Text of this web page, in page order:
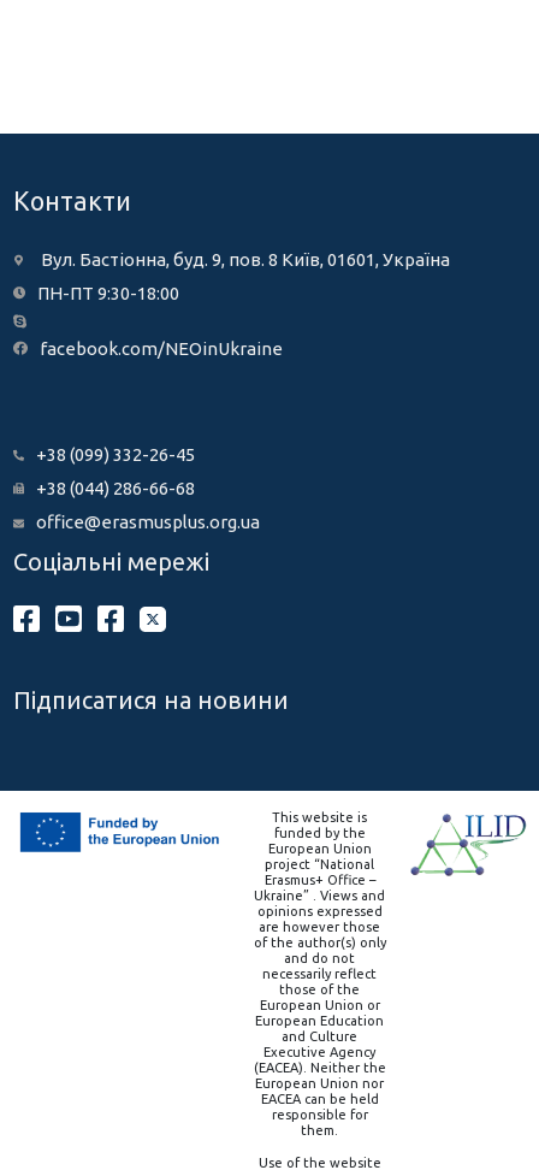
Контакти
Вул. Бастіонна, буд. 9, пов. 8 Київ, 01601, Україна
ПН-ПТ 9:30-18:00
facebook.com/NEOinUkraine
+38 (099) 332-26-45
+38 (044) 286-66-68
office@erasmusplus.org.ua
Соціальні мережі
Підписатися на новини
This website is
funded by the
European Union
project “National
Erasmus+ Office –
Ukraine” . Views and
opinions expressed
are however those
of the author(s) only
and do not
necessarily reflect
those of the
European Union or
European Education
and Culture
Executive Agency
(EACEA). Neither the
European Union nor
EACEA can be held
responsible for
them.
Use of the website